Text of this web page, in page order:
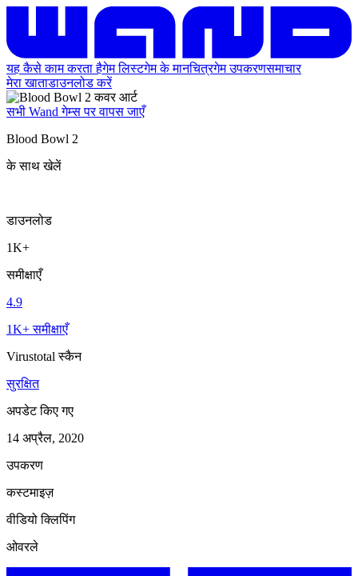
यह कैसे काम करता हैगेम लिस्टगेम के मानचित्रगेम उपकरणसमाचार
मेरा खाताडाउनलोड करें
सभी Wand गेम्स पर वापस जाएँ
Blood Bowl 2
के साथ खेलें
डाउनलोड
1K+
समीक्षाएँ
4.9
1K+ समीक्षाएँ
Virustotal स्कैन
सुरक्षित
अपडेट किए गए
14 अप्रैल, 2020
उपकरण
कस्टमाइज़
वीडियो क्लिपिंग
ओवरले